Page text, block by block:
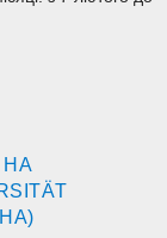
НА